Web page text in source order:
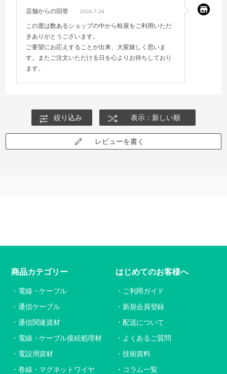
店舗からの回答 2024.7.24
この度は数あるショップの中から蛙屋をご利用いただ
きありがとうございます。
ご要望にお応えすることが出来、大変嬉しく思いま
す。またご注文いただける日を心よりお待ちしており
ます。
絞り込み 表示：新しい順
レビューを書く
商品カテゴリー
電線・ケーブル
通信ケーブル
通信関連資材
電線・ケーブル接続処理材
電設用資材
巻線・マグネットワイヤ
はじめてのお客様へ
ご利用ガイド
新規会員登録
配送について
よくあるご質問
技術資料
コラム一覧